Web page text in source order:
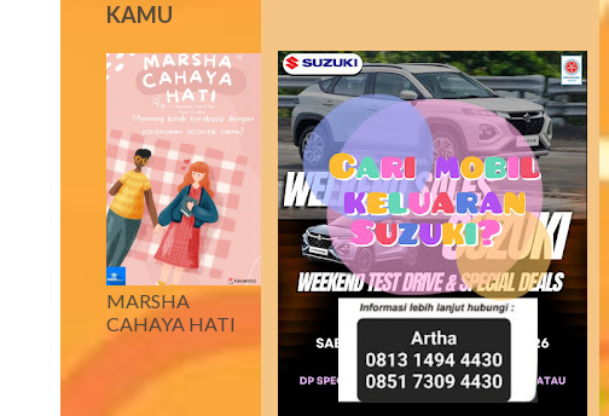
KAMU
MARSHA
CAHAYA HATI